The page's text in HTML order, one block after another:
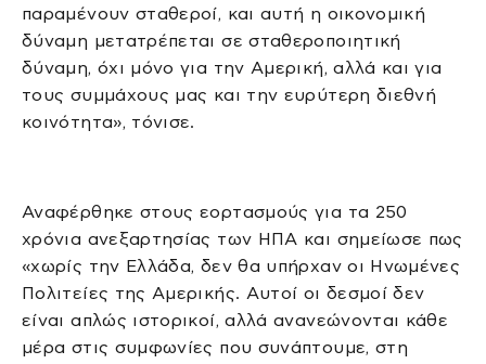
παραμένουν σταθεροί, και αυτή η οικονομική
δύναμη μετατρέπεται σε σταθεροποιητική
δύναμη, όχι μόνο για την Αμερική, αλλά και για
τους συμμάχους μας και την ευρύτερη διεθνή
κοινότητα», τόνισε.
Αναφέρθηκε στους εορτασμούς για τα 250
χρόνια ανεξαρτησίας των ΗΠΑ και σημείωσε πως
«χωρίς την Ελλάδα, δεν θα υπήρχαν οι Ηνωμένες
Πολιτείες της Αμερικής. Αυτοί οι δεσμοί δεν
είναι απλώς ιστορικοί, αλλά ανανεώνονται κάθε
μέρα στις συμφωνίες που συνάπτουμε, στη